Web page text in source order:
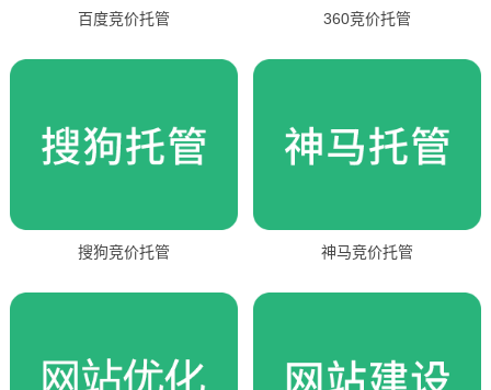
百度竞价托管 360竞价托管
搜狗竞价托管 神马竞价托管